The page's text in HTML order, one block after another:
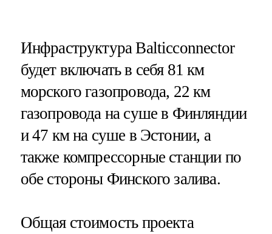
Инфраструктура Balticconnector
будет включать в себя 81 км
морского газопровода, 22 км
газопровода на суше в Финляндии
и 47 км на суше в Эстонии, а
также компрессорные станции по
обе стороны Финского залива.
Общая стоимость проекта